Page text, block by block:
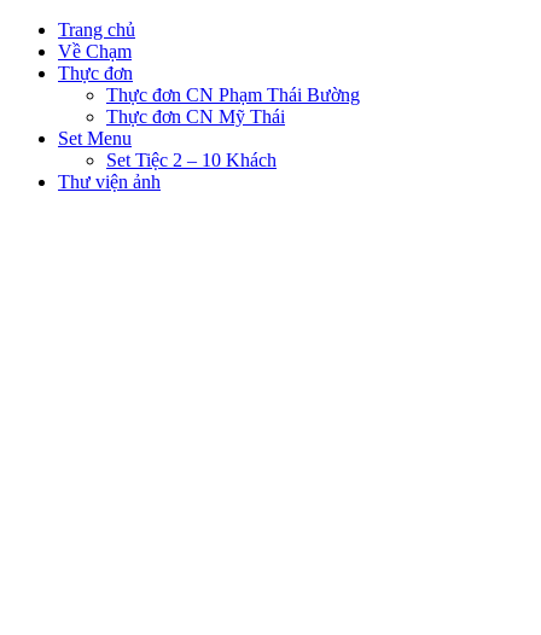
Trang chủ
Về Chạm
Thực đơn
Thực đơn CN Phạm Thái Bường
Thực đơn CN Mỹ Thái
Set Menu
Set Tiệc 2 – 10 Khách
Thư viện ảnh